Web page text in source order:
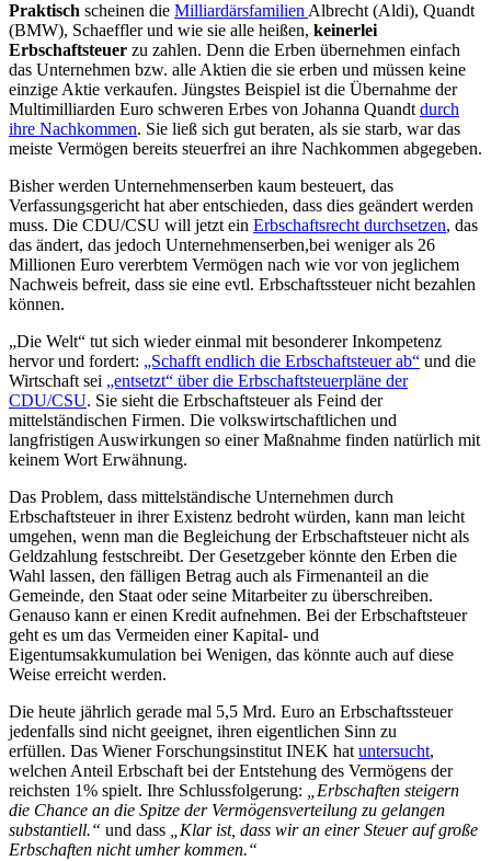
Praktisch scheinen die Milliardärsfamilien Albrecht (Aldi), Quandt
(BMW), Schaeffler und wie sie alle heißen, keinerlei
Erbschaftsteuer zu zahlen. Denn die Erben übernehmen einfach
das Unternehmen bzw. alle Aktien die sie erben und müssen keine
einzige Aktie verkaufen. Jüngstes Beispiel ist die Übernahme der
Multimilliarden Euro schweren Erbes von Johanna Quandt durch
ihre Nachkommen. Sie ließ sich gut beraten, als sie starb, war das
meiste Vermögen bereits steuerfrei an ihre Nachkommen abgegeben.
Bisher werden Unternehmenserben kaum besteuert, das
Verfassungsgericht hat aber entschieden, dass dies geändert werden
muss. Die CDU/CSU will jetzt ein Erbschaftsrecht durchsetzen, das
das ändert, das jedoch Unternehmenserben,bei weniger als 26
Millionen Euro vererbtem Vermögen nach wie vor von jeglichem
Nachweis befreit, dass sie eine evtl. Erbschaftssteuer nicht bezahlen
können.
„Die Welt“ tut sich wieder einmal mit besonderer Inkompetenz
hervor und fordert: „Schafft endlich die Erbschaftsteuer ab“ und die
Wirtschaft sei „entsetzt“ über die Erbschaftsteuerpläne der
CDU/CSU. Sie sieht die Erbschaftsteuer als Feind der
mittelständischen Firmen. Die volkswirtschaftlichen und
langfristigen Auswirkungen so einer Maßnahme finden natürlich mit
keinem Wort Erwähnung.
Das Problem, dass mittelständische Unternehmen durch
Erbschaftsteuer in ihrer Existenz bedroht würden, kann man leicht
umgehen, wenn man die Begleichung der Erbschaftsteuer nicht als
Geldzahlung festschreibt. Der Gesetzgeber könnte den Erben die
Wahl lassen, den fälligen Betrag auch als Firmenanteil an die
Gemeinde, den Staat oder seine Mitarbeiter zu überschreiben.
Genauso kann er einen Kredit aufnehmen. Bei der Erbschaftsteuer
geht es um das Vermeiden einer Kapital- und
Eigentumsakkumulation bei Wenigen, das könnte auch auf diese
Weise erreicht werden.
Die heute jährlich gerade mal 5,5 Mrd. Euro an Erbschaftssteuer
jedenfalls sind nicht geeignet, ihren eigentlichen Sinn zu
erfüllen. Das Wiener Forschungsinstitut INEK hat untersucht,
welchen Anteil Erbschaft bei der Entstehung des Vermögens der
reichsten 1% spielt. Ihre Schlussfolgerung:
„Erbschaften steigern
die Chance an die Spitze der Vermögensverteilung zu gelangen
substantiell.“ und dass „Klar ist, dass wir an einer Steuer auf große
Erbschaften nicht umher kommen.“